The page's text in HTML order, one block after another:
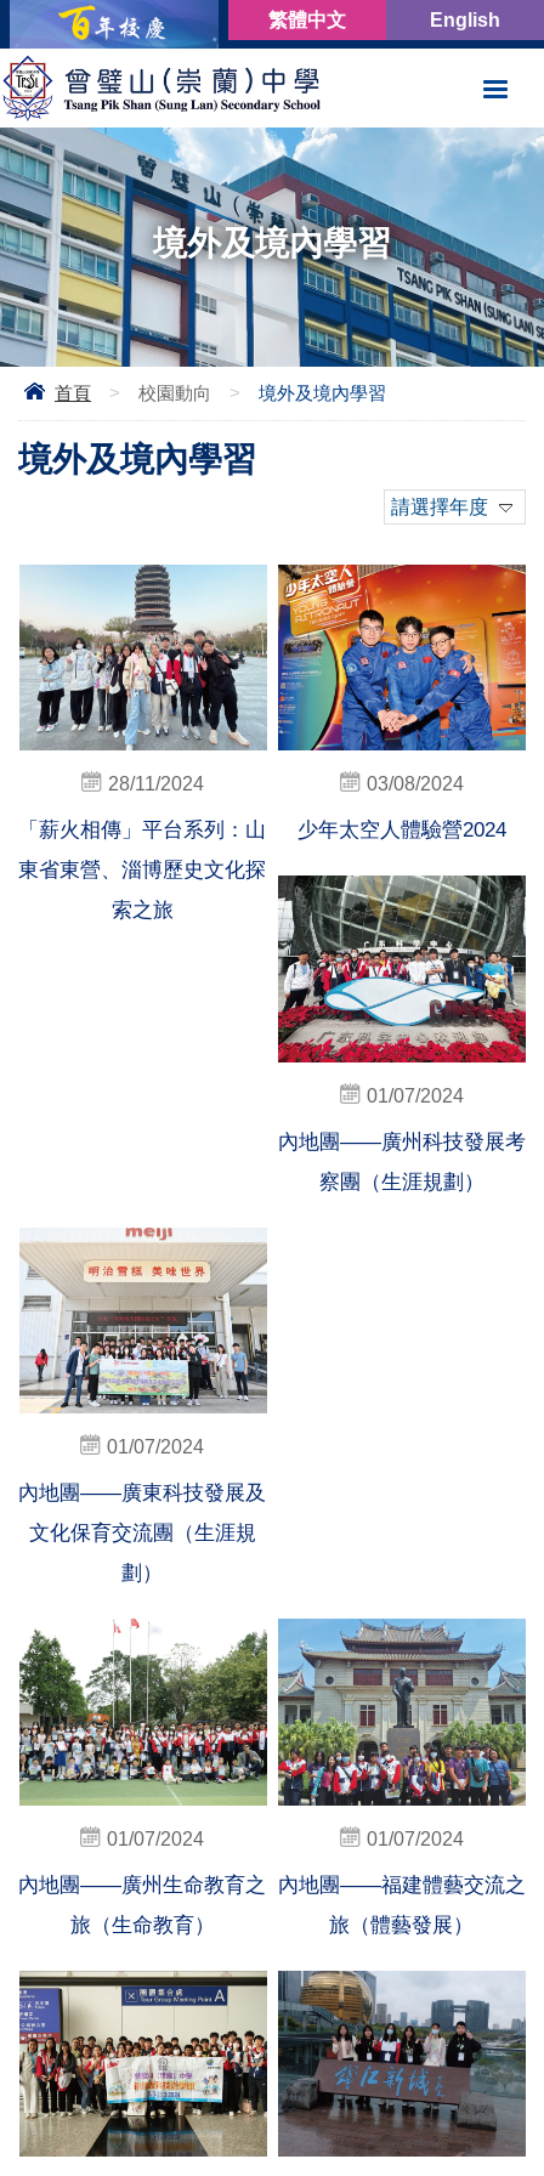
English
繁體中文
境外及境內學習
首頁 > 校園動向 > 境外及境內學習
境外及境內學習
請選擇年度
28/11/2024
「薪火相傳」平台系列：山
東省東營、淄博歷史文化探
索之旅
03/08/2024
少年太空人體驗營2024
01/07/2024
內地團——廣州科技發展考
察團（生涯規劃）
01/07/2024
內地團——廣東科技發展及
文化保育交流團（生涯規
劃）
01/07/2024
內地團——廣州生命教育之
旅（生命教育）
01/07/2024
內地團——福建體藝交流之
旅（體藝發展）